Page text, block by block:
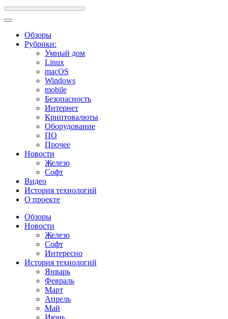
Обзоры
Рубрики:
Умный дом
Linux
macOS
Windows
mobile
Безопасность
Интернет
Криптовалюты
Оборудование
ПО
Прочее
Новости
Железо
Софт
Видео
История технологий
О проекте
Обзоры
Новости
Железо
Софт
Интересно
История технологий
Январь
Февраль
Март
Апрель
Май
Июнь